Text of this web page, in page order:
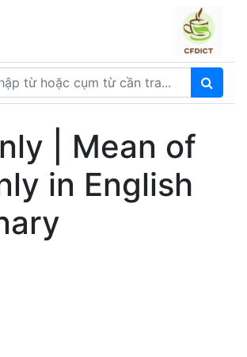
| Mean of
in English